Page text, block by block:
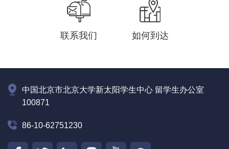
联系我们 如何到达
中国北京市北京大学新太阳学生中心 留学生办公室
100871
86-10-62751230